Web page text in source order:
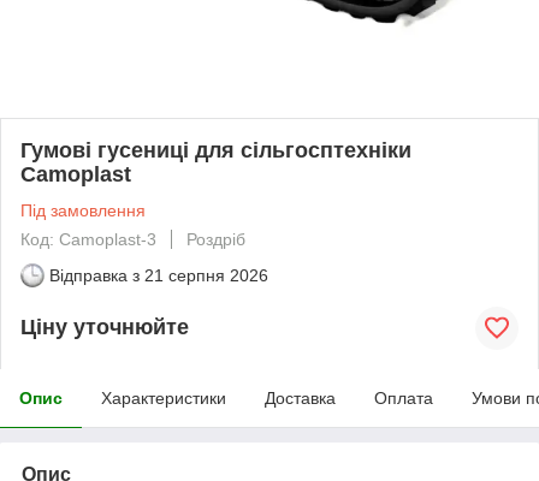
Гумові гусениці для сільгосптехніки
Camoplast
Під замовлення
Код: Camoplast-3
Роздріб
Відправка з 21 серпня 2026
Ціну уточнюйте
Опис Характеристики Доставка Оплата Умови
Опис